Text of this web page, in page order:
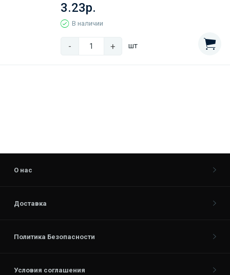
3.23р.
В наличии
- + шт
О нас
Доставка
Политика Безопасности
Условия соглашения